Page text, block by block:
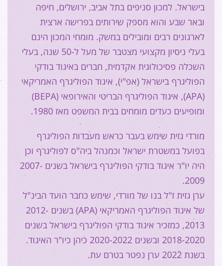
בישראל. למכון סניפים בתל אביב, ירושלים, חיפה
ובאר שבע והוא מספק שירותים בפרישה ארצית
לארגונים רבים ומובילים במשק. מומחי המכון הינם
בעלי ניסיון מקצועי מצטבר של מעל ל-50 שנה, בעלי
השכלה פסיכולוגית אקדמית, חברים באיגוד בודקי
הפוליגרף בישראל (אפ"י), איגוד הפוליגרף האמריקאי
(APA), איגוד הפוליגרף הבריטי והאירופאי (BEPA)
ומופיעים כעדים מומחים בבית המשפט מאז 1980.
מורדי גזית שימש בעבר כראש מעבדות הפוליגרף
בפועל במשטרת ישראל וכמנהל ביה"ס לפוליגרף וכן
היה יו"ר איגוד בודקי הפוליגרף בישראל בשנים 2007-
2009.
ערן גזית ז"ל בנו של מורדי, שימש כחבר הועד הבינ"ל
של איגוד הפוליגרף האמריקאי (APA) בשנים 2012-
2013, כמזכיר איגוד בודקי הפוליגרף בישראל בשנים
2018-2020 ובשנים 2020-2022 כיהן כיו"ר האיגוד.
בשנת 2022 ערן נפטר בטרם עת.